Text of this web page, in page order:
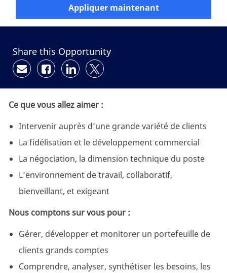
Appliquer maintenant
Share this Opportunity
Partager par e-mail
Partager via Facebook
Partager via LinkedIn
Partager via twitter
Ce que vous allez aimer :
Intervenir auprès d’une grande variété de clients
La fidélisation et le développement commercial
La négociation, la dimension technique du poste
L’environnement de travail, collaboratif,
bienveillant, et exigeant
Nous comptons sur vous pour :
Gérer, développer et monitorer un portefeuille de
clients grands comptes
Comprendre, analyser, synthétiser les besoins, les